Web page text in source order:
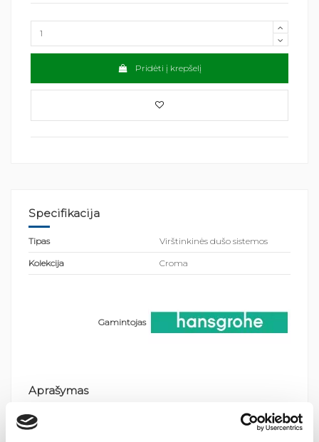
Pridėti į krepšelį
Specifikacija
Tipas Virštinkinės dušo sistemos
Kolekcija Croma
Gamintojas
Aprašymas
Dušo sistema su termostatu Hansgrohe Croma Select S 280 1jet